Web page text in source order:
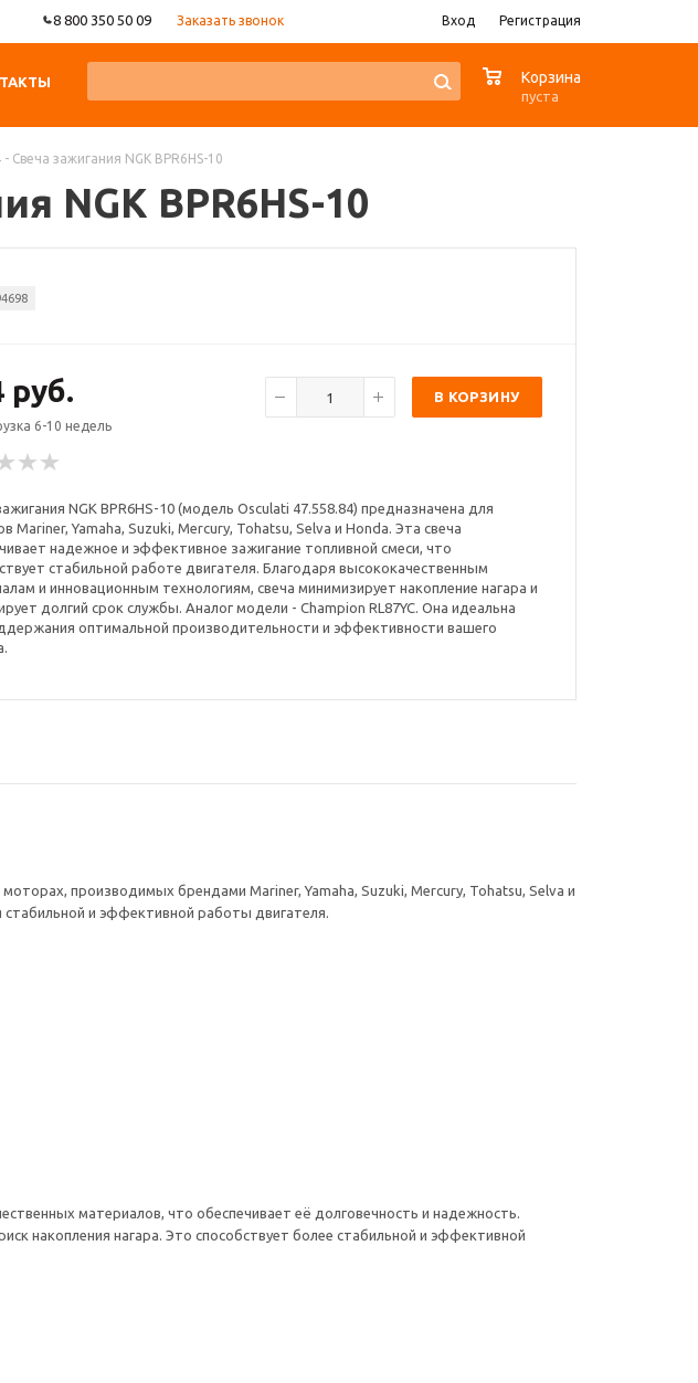
8 800 350 50 09 Заказать звонок Вход Регистрация
Корзина
пуста
Свеча зажигания NGK BPR6HS-10
NGK BPR6HS-10
руб.
6-10 недель
В КОРЗИНУ
NGK BPR6HS-10 (модель Osculati 47.558.84) предназначена для
Mariner, Yamaha, Suzuki, Mercury, Tohatsu, Selva и Honda. Эта свеча
надежное и эффективное зажигание топливной смеси, что
стабильной работе двигателя. Благодаря высококачественным
и инновационным технологиям, свеча минимизирует накопление нагара и
долгий срок службы. Аналог модели - Champion RL87YC. Она идеальна
оптимальной производительности и эффективности вашего
производимых брендами Mariner, Yamaha, Suzuki, Mercury, Tohatsu, Selva и
стабильной и эффективной работы двигателя.
материалов, что обеспечивает её долговечность и надежность.
накопления нагара. Это способствует более стабильной и эффективной